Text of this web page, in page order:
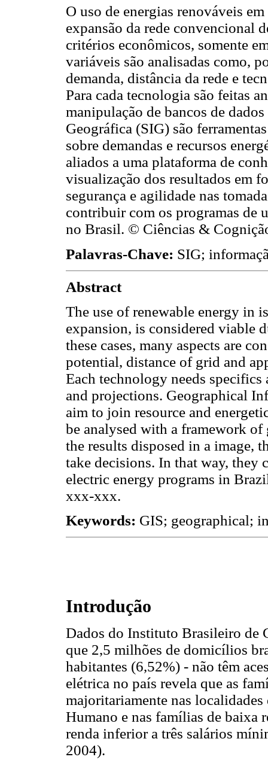
O uso de energias renováveis
expansão da rede convencional
critérios econômicos, somente
variáveis são analisadas como,
demanda, distância da rede e
Para cada tecnologia são feitas
manipulação de bancos de
Geográfica (SIG) são
sobre demandas e recursos
aliados a uma plataforma de
visualização dos resultados em
segurança e agilidade nas
contribuir com os programas de
no Brasil. © Ciências &
Palavras-Chave: SIG;
Abstract
The use of renewable energy in
expansion, is considered viable
these cases, many aspects are
potential, distance of grid and
Each technology needs
and projections. Geographical
aim to join resource and
be analysed with a framework
the results disposed in a image,
take decisions. In that way,
electric energy programs in
xxx-xxx.
Keywords: GIS; geographical;
Introdução
Dados do Instituto Brasileiro de
que 2,5 milhões de domicílios
habitantes (6,52%) - não têm
elétrica no país revela que as
majoritariamente nas
Humano e nas famílias de baixa
renda inferior a três salários
2004).